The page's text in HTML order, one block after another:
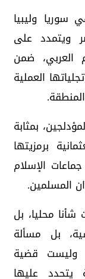
وليبيا
ويتمدد على
العربي، ضمن
العملية
بمثابة
برمزيتها
الإسلام
المسلمين.
شأنا محليا، بل
بل مسألة
وليست قضية
يتحدد عليها